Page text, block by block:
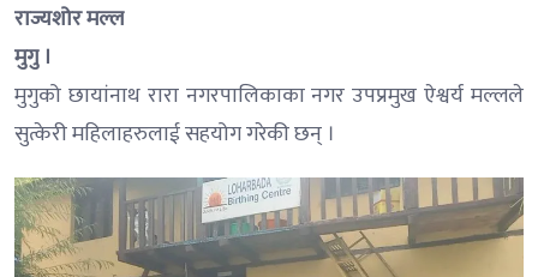
राज्यशोर मल्ल
मुगु ।
मुगुको छायांनाथ रारा नगरपालिकाका नगर उपप्रमुख ऐश्वर्य मल्लले
सुत्केरी महिलाहरुलाई सहयोग गरेकी छन् ।